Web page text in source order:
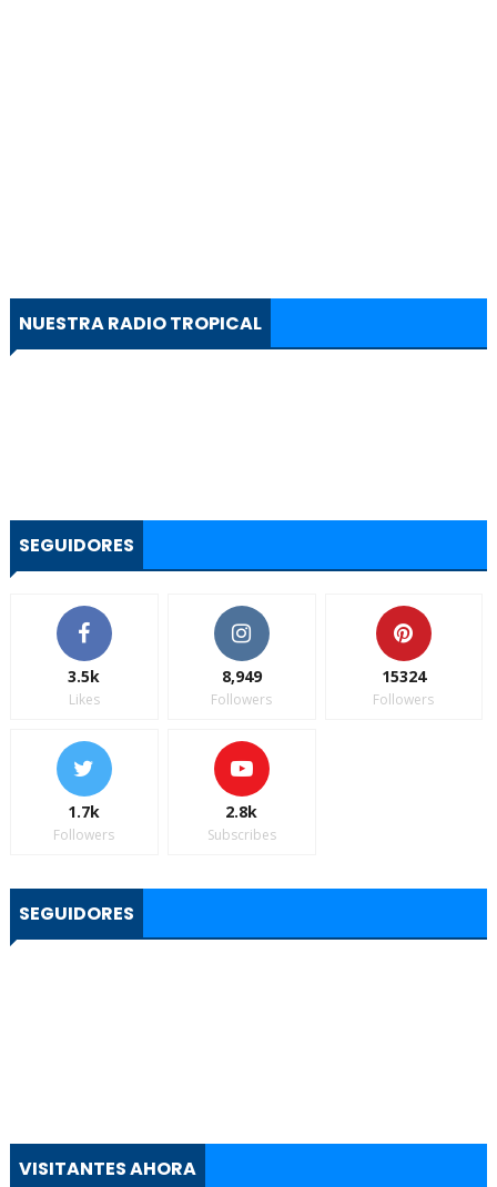
NUESTRA RADIO TROPICAL
SEGUIDORES
3.5k
Likes
8,949
Followers
15324
Followers
1.7k
Followers
2.8k
Subscribes
SEGUIDORES
VISITANTES AHORA